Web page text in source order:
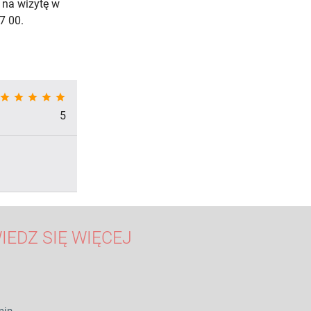
wizytę w
00.
star star star star star
5
SIĘ WIĘCEJ